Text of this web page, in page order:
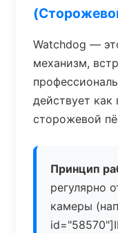
Watchdog —
механизм,
действует
сторожевой
Принцип
регулярно
камеры